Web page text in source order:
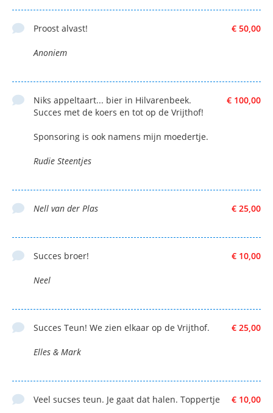
€ 50,00
Proost alvast!
Anoniem
€ 100,00
Niks appeltaart... bier in Hilvarenbeek.
Succes met de koers en tot op de Vrijthof!
Sponsoring is ook namens mijn moedertje.
Rudie Steentjes
€ 25,00
Nell van der Plas
€ 10,00
Succes broer!
Neel
€ 25,00
Succes Teun! We zien elkaar op de Vrijthof.
Elles & Mark
€ 10,00
Veel sucses teun. Je gaat dat halen. Toppertje